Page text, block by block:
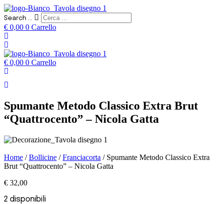
Search ...
€ 0,00 0 Carrello
€ 0,00 0 Carrello
Spumante Metodo Classico Extra Brut
“Quattrocento” – Nicola Gatta
Home /Bollicine /Franciacorta / Spumante Metodo Classico Extra
Brut “Quattrocento” – Nicola Gatta
€ 32,00
2 disponibili